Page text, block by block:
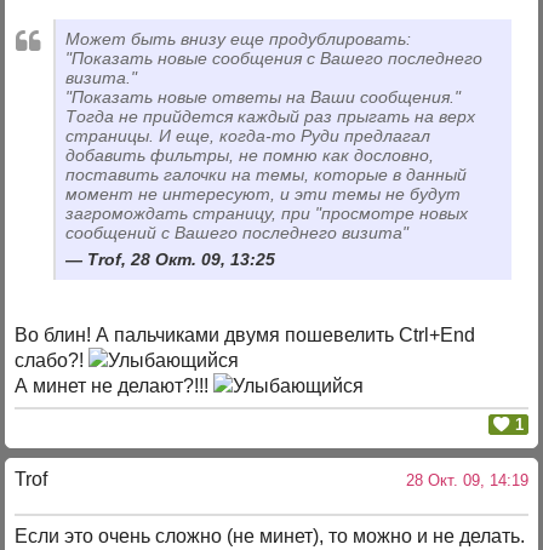
Может быть внизу еще продублировать:
"Показать новые сообщения с Вашего последнего
визита."
"Показать новые ответы на Ваши сообщения."
Тогда не прийдется каждый раз прыгать на верх
страницы. И еще, когда-то Руди предлагал
добавить фильтры, не помню как дословно,
поставить галочки на темы, которые в данный
момент не интересуют, и эти темы не будут
загромождать страницу, при "просмотре новых
сообщений с Вашего последнего визита"
Trof, 28 Окт. 09, 13:25
Во блин! А пальчиками двумя пошевелить Ctrl+End
слабо?!
А минет не делают?!!!
1
Trof 28 Окт. 09, 14:19
Если это очень сложно (не минет), то можно и не делать.